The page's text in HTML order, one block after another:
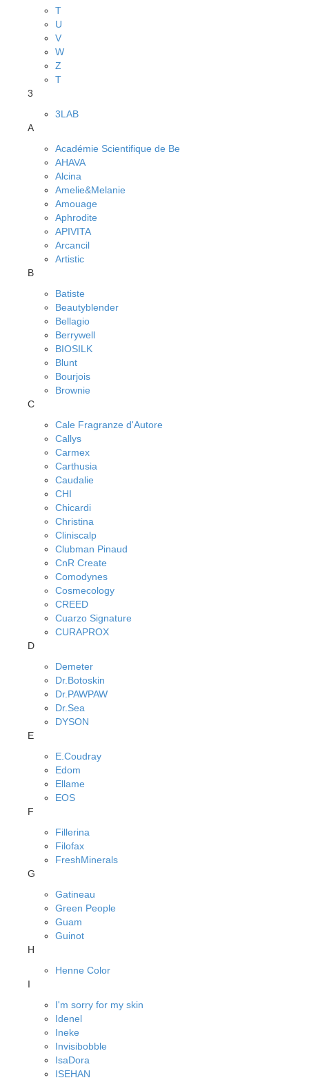
T
U
V
W
Z
Т
3
3LAB
A
Académie Scientifique de Be
AHAVA
Alcina
Amelie&Melanie
Amouage
Aphrodite
APIVITA
Arcancil
Artistic
B
Batiste
Beautyblender
Bellagio
Berrywell
BIOSILK
Blunt
Bourjois
Brownie
C
Cale Fragranze d'Autore
Callys
Carmex
Carthusia
Caudalie
CHI
Chicardi
Christina
Cliniscalp
Clubman Pinaud
CnR Create
Comodynes
Cosmecology
CREED
Cuarzo Signature
CURAPROX
D
Demeter
Dr.Botoskin
Dr.PAWPAW
Dr.Sea
DYSON
E
E.Coudray
Edom
Ellame
EOS
F
Fillerina
Filofax
FreshMinerals
G
Gatineau
Green People
Guam
Guinot
H
Henne Color
I
I'm sorry for my skin
Idenel
Ineke
Invisibobble
IsaDora
ISEHAN